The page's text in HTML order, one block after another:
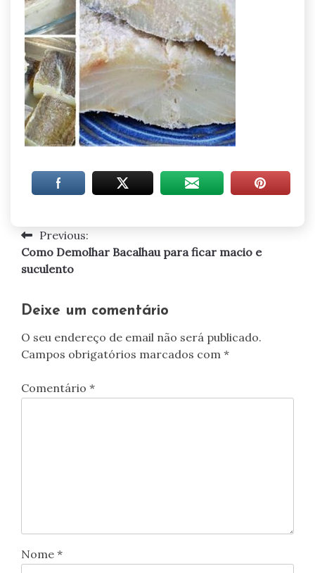
Navegação
de
Previous:
Como Demolhar Bacalhau para ficar macio e
suculento
Deixe um comentário
O seu endereço de email não será publicado.
Campos obrigatórios marcados com *
Comentário *
Nome *